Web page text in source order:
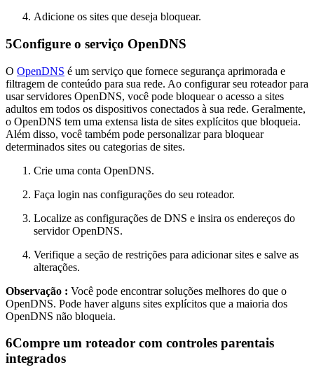
Adicione os sites que deseja bloquear.
5Configure o serviço OpenDNS
O OpenDNS é um serviço que fornece segurança aprimorada e
filtragem de conteúdo para sua rede. Ao configurar seu roteador para
usar servidores OpenDNS, você pode bloquear o acesso a sites
adultos em todos os dispositivos conectados à sua rede. Geralmente,
o OpenDNS tem uma extensa lista de sites explícitos que bloqueia.
Além disso, você também pode personalizar para bloquear
determinados sites ou categorias de sites.
Crie uma conta OpenDNS.
Faça login nas configurações do seu roteador.
Localize as configurações de DNS e insira os endereços do
servidor OpenDNS.
Verifique a seção de restrições para adicionar sites e salve as
alterações.
Observação : Você pode encontrar soluções melhores do que o
OpenDNS. Pode haver alguns sites explícitos que a maioria dos
OpenDNS não bloqueia.
6Compre um roteador com controles parentais
integrados